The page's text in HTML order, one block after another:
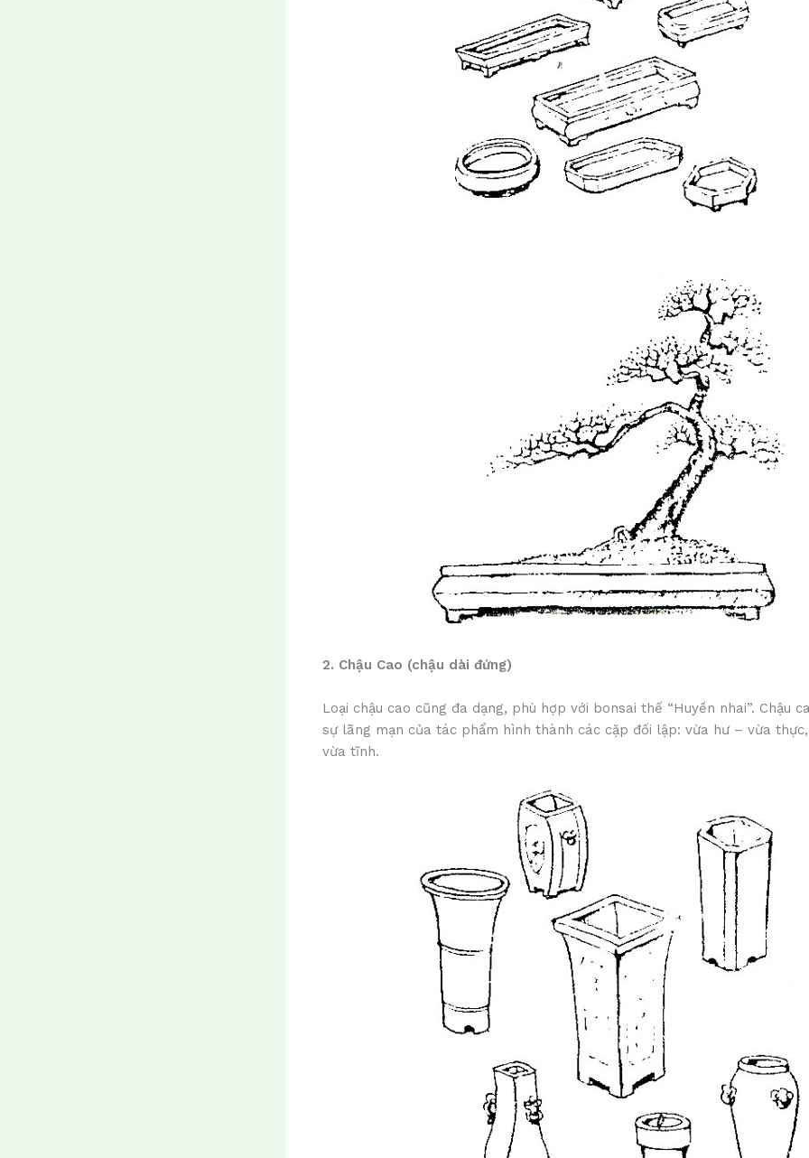
2. Chậu Cao (chậu dài đứng)
Loại chậu cao cũng đa dạng, phù hợp với bonsai thế “Huyền nhai”. Chậu
sự lãng mạn của tác phẩm hình thành các cặp đối lập: vừa hư – vừa
vừa tĩnh.